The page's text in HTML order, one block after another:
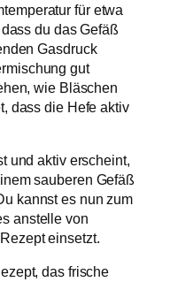
für etwa
du das Gefäß
Gasdruck
gut
wie Bläschen
dass die Hefe aktiv
und aktiv erscheint,
sauberen Gefäß
kannst es nun zum
anstelle von
einsetzt.
das frische